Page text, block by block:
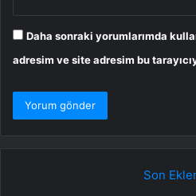
Daha sonraki yorumlarımda
adresim ve site adresim bu
Son